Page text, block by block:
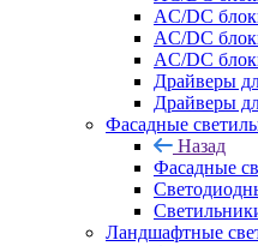
AC/DC
AC/DC
AC/DC
Драйверы
Драйверы
Фасадные
Назад
Фасадные
Ландшафтные